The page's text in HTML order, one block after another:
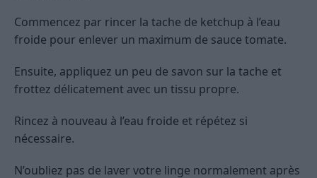
Commencez par rincer la tache de ketchup à l’eau
froide pour enlever un maximum de sauce tomate.
Ensuite, appliquez un peu de savon sur la tache et
frottez délicatement avec un tissu propre.
Rincez à nouveau à l’eau froide et répétez si
nécessaire.
N’oubliez pas de laver votre linge normalement après